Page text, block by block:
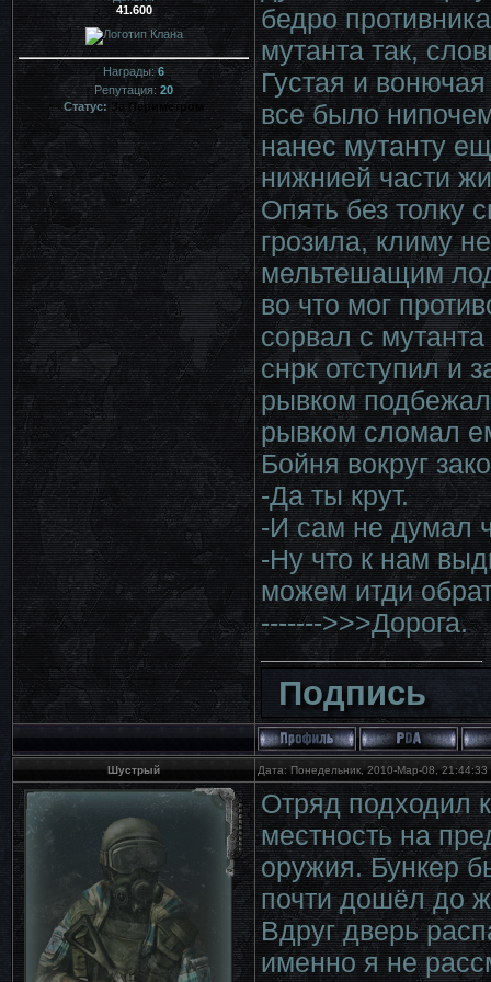
41.600
Награды:6
Репутация: 20
Статус: За Периметром
бедро
мутанта так,
Густая и
все было
нанес мутанту
нижнией части
Опять без толку
грозила, климу
мельтешащим
во что мог
сорвал с
снрк отступил и
рывком подбежал
рывком сломал
Бойня вокруг
-Да ты крут.
-И сам не думал
-Ну что к нам
можем итди
------->>>Дорога.
Подпись
Шустрый Дата: Понедельник, 2010-Мар-08,
Отряд подходил
местность на
оружия. Бункер
почти дошёл до
Вдруг дверь
именно я не